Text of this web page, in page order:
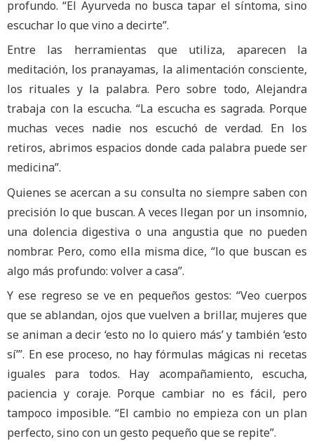
profundo. “El Ayurveda no busca tapar el síntoma, sino
escuchar lo que vino a decirte”.
Entre las herramientas que utiliza, aparecen la
meditación, los pranayamas, la alimentación consciente,
los rituales y la palabra. Pero sobre todo, Alejandra
trabaja con la escucha. “La escucha es sagrada. Porque
muchas veces nadie nos escuchó de verdad. En los
retiros, abrimos espacios donde cada palabra puede ser
medicina”.
Quienes se acercan a su consulta no siempre saben con
precisión lo que buscan. A veces llegan por un insomnio,
una dolencia digestiva o una angustia que no pueden
nombrar. Pero, como ella misma dice, “lo que buscan es
algo más profundo: volver a casa”.
Y ese regreso se ve en pequeños gestos: “Veo cuerpos
que se ablandan, ojos que vuelven a brillar, mujeres que
se animan a decir ‘esto no lo quiero más’ y también ‘esto
sí’”. En ese proceso, no hay fórmulas mágicas ni recetas
iguales para todos. Hay acompañamiento, escucha,
paciencia y coraje. Porque cambiar no es fácil, pero
tampoco imposible. “El cambio no empieza con un plan
perfecto, sino con un gesto pequeño que se repite”.